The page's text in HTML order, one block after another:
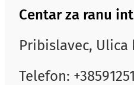
Centar za ranu
Pribislavec, Ulica
Telefon: